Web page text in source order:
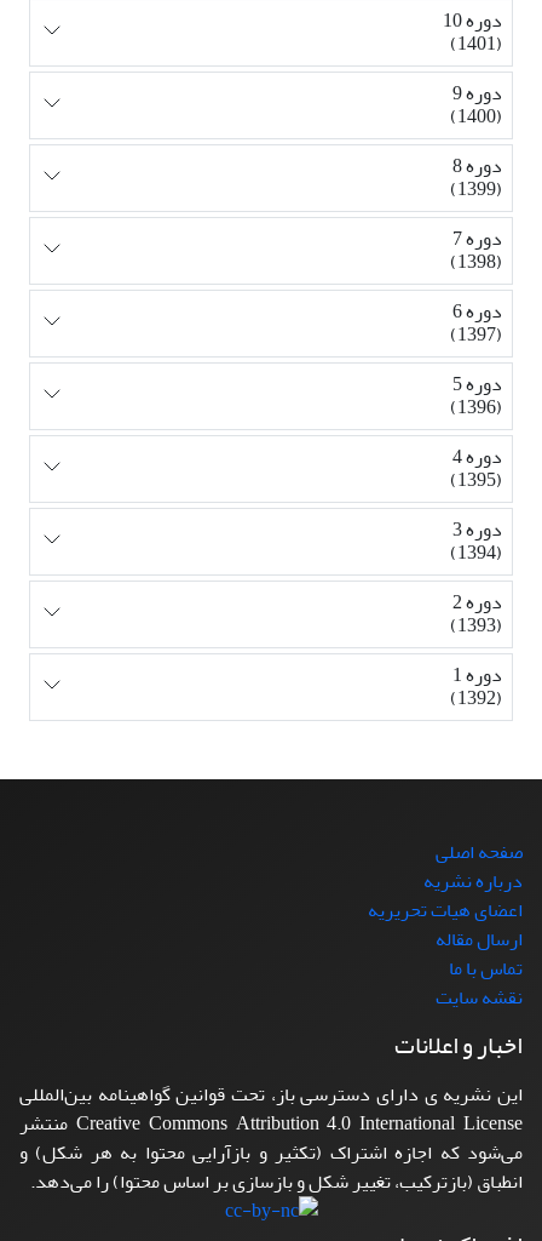
دوره 10
(1401)
دوره 9
(1400)
دوره 8
(1399)
دوره 7
(1398)
دوره 6
(1397)
دوره 5
(1396)
دوره 4
(1395)
دوره 3
(1394)
دوره 2
(1393)
دوره 1
(1392)
صفحه اصلی
درباره نشریه
اعضای هیات تحریریه
ارسال مقاله
تماس با ما
نقشه سایت
اخبار و اعلانات
این نشریه ی دارای دسترسی باز، تحت قوانین گواهینامه بین‌المللی
Creative Commons Attribution 4.0 International License منتشر
می‌شود که اجازه اشتراک (تکثیر و بازآرایی محتوا به هر شکل) و
انطباق (بازترکیب، تغییر شکل و بازسازی بر اساس محتوا) را می‌دهد.